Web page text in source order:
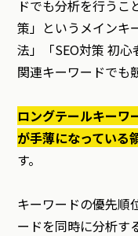
ドでも分析を行うこ
策」というメインキ
法」「SEO対策 初
関連キーワードでも
ロングテールキーワ
が手薄になっている
す。
キーワードの優先順
ードを同時に分析す